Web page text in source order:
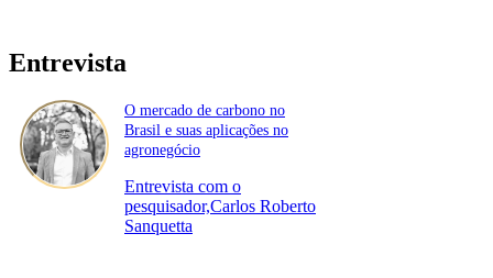
Entrevista
O mercado de carbono no
Brasil e suas aplicações no
agronegócio
Entrevista com o
pesquisador,Carlos Roberto
Sanquetta